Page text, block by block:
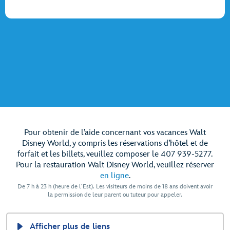
Pour obtenir de l’aide concernant vos vacances Walt
Disney World, y compris les réservations d’hôtel et de
forfait et les billets, veuillez composer le 407 939-5277.
Pour la restauration Walt Disney World, veuillez réserver
en ligne.
De 7 h à 23 h (heure de l’Est). Les visiteurs de moins de 18 ans doivent avoir
la permission de leur parent ou tuteur pour appeler.
Afficher plus de liens